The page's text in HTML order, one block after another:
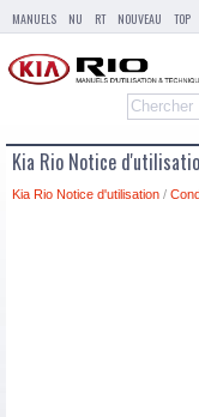
MANUELS NU RT NOUVEAU TOP
Kia Rio Notice
Kia Rio Notice d'utilisation /